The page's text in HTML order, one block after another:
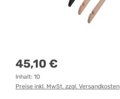
Regulärer Preis:
45,10 €
Inhalt: 10
Preise inkl. MwSt. zzgl. Versandkosten